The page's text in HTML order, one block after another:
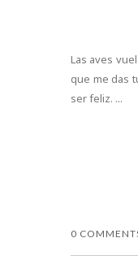
Las aves
que me das
ser feliz. ...
0